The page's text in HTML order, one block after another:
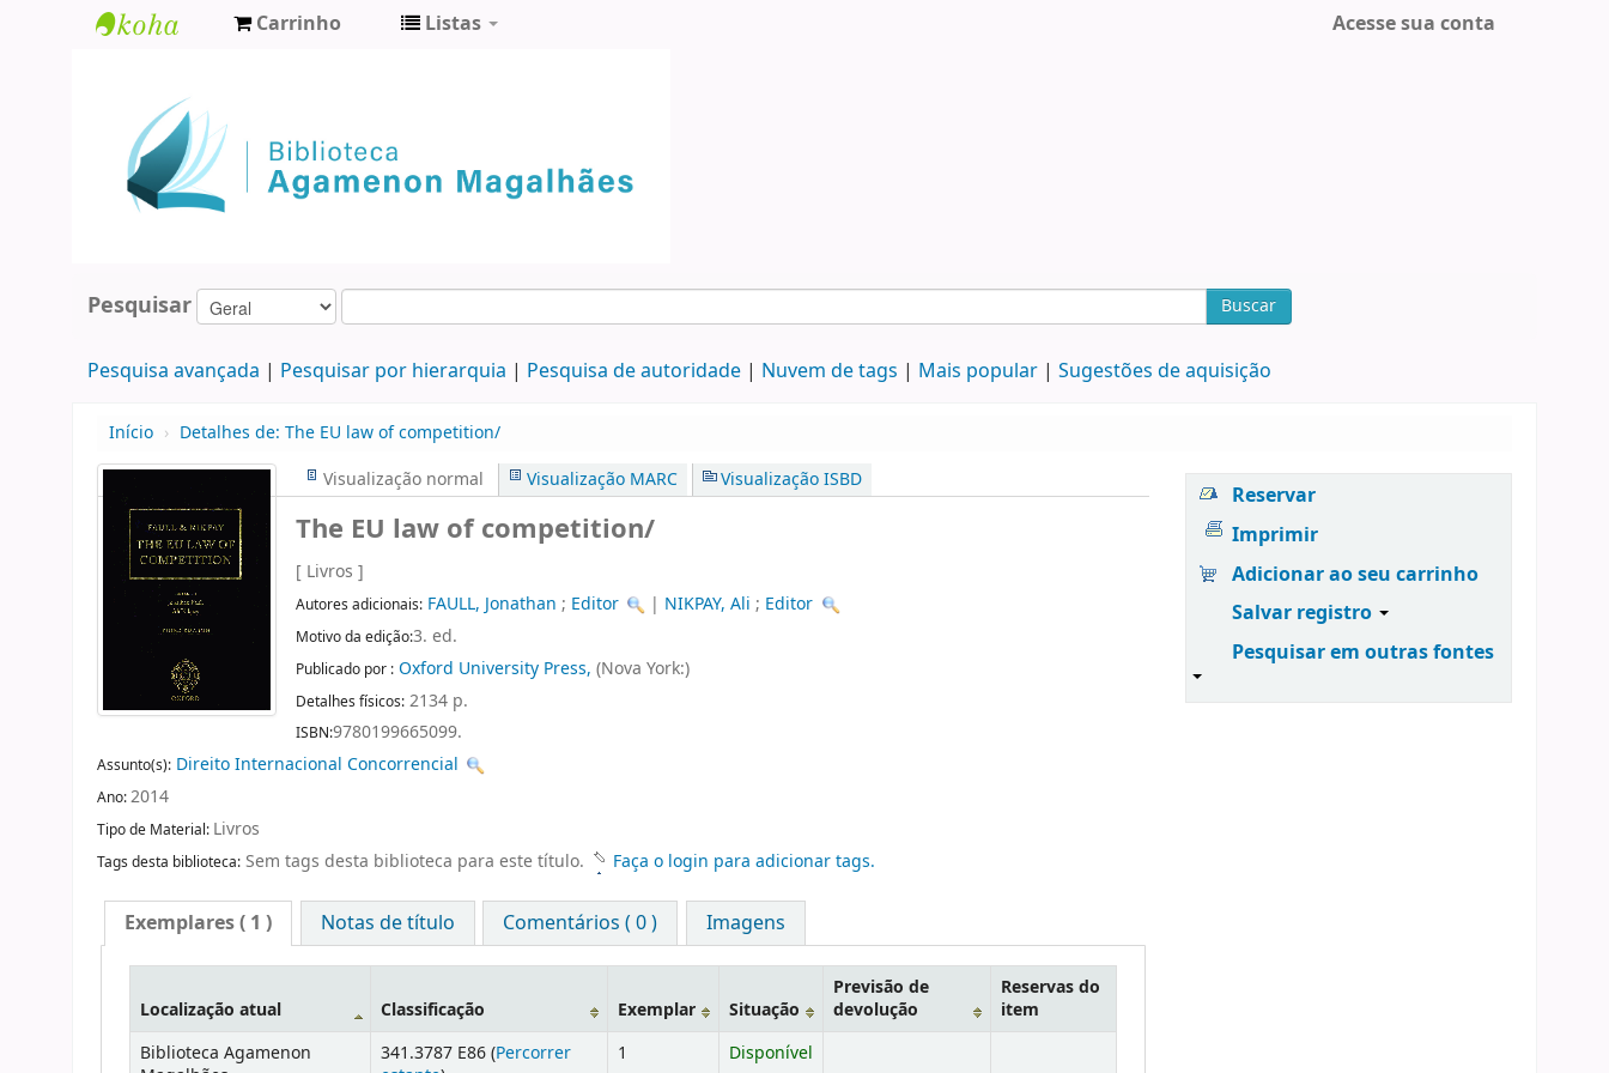
Agamenon
Magalhães
Carrinho Listas Acesse sua conta
Pesquisar Buscar
Pesquisa avançada Pesquisar por hierarquia Pesquisa de autoridade Nuvem de tags Mais popular Sugestões de aquisição
Início › Detalhes de: The EU law of competition/
Visualização normal
Visualização MARC Visualização ISBD
The EU law of competition/
[ Livros ]
Autores adicionais: FAULL, Jonathan ; Editor | NIKPAY, Ali ; Editor
Motivo da edição:3. ed.
Publicado por : Oxford University Press, (Nova York:)
Detalhes físicos: 2134 p.
ISBN:9780199665099.
Assunto(s): Direito Internacional Concorrencial
Ano:2014
Tipo de Material: Livros
Tags desta biblioteca: Sem tags desta biblioteca para este título. Faça o login para adicionar tags.
Exemplares( 1 ) Notas de título Comentários ( 0 ) Imagens
Localização atual Classificação Exemplar Situação
Previsão de
devolução
Reservas do
item
Biblioteca Agamenon
341.3787 E86 (Percorrer
1 Disponível
Reservar
Imprimir
Adicionar ao seu carrinho
Salvar registro
Pesquisar em outras fontes